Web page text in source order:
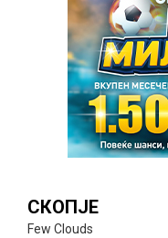
СКОПЈЕ
Few Clouds